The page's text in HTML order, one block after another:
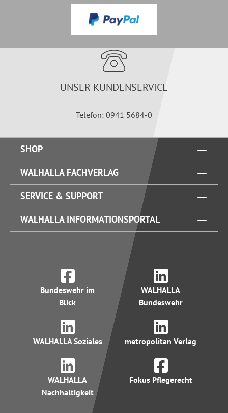
UNSER KUNDENSERVICE
Telefon: 0941 5684-0
SHOP
WALHALLA FACHVERLAG
SERVICE & SUPPORT
WALHALLA INFORMATIONSPORTAL
Bundeswehr im
Blick
WALHALLA
Bundeswehr
WALHALLA Soziales metropolitan Verlag
WALHALLA
Nachhaltigkeit
Fokus Pflegerecht